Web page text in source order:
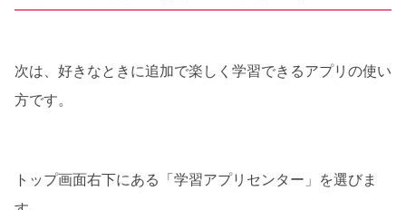
次は、好きなときに追加で楽しく学習できるアプリの使い
方です。
トップ画面右下にある「学習アプリセンター」を選びま